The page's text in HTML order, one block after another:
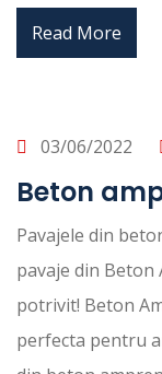
Read More
03/06/2022
Beton
Pavajele din
pavaje din Beton
potrivit! Beton
perfecta pentru